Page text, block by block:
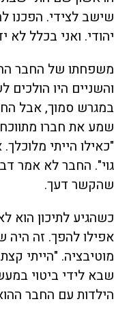
שישב לצידי. הפכנו
יהודי. ואני בכלל לא
משפחתו של החבר
והשניים היו
במגרש סמוך, אבל
שמע את חברו מתווכח
"כאילו הייתי
גוי". החבר לא אמר
שהקשר דעך.
כשהגיע לתיכון הוא
אפילו להפך. זה היה
מוטיבציה. "הייתי
שבא לידי ביטוי
הילדות עם החבר